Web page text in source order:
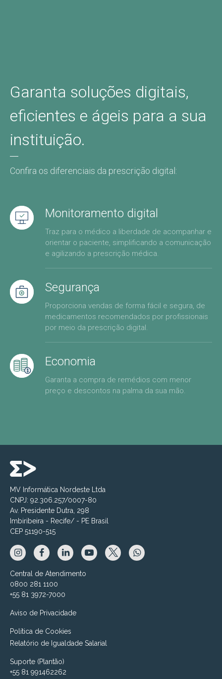
Garanta soluções digitais,
eficientes e ágeis para a sua
instituição.
Confira os diferenciais da prescrição digital:
Monitoramento digital
Traz para o médico a liberdade de acompanhar e
orientar o paciente, simplificando a comunicação
e agilizando a prescrição médica.
Segurança
Proporciona vendas de forma fácil e segura, de
medicamentos recomendados por profissionais
por meio da prescrição digital.
Economia
Garanta a compra de remédios com menor
preço e descontos na palma da sua mão.
MV Informática Nordeste Ltda
CNPJ: 92.306.257/0007-80
Av. Presidente Dutra, 298
Imbiribeira - Recife/ - PE Brasil
CEP 51190-515
Central de Atendimento
0800 281 1100
+55 81 3972-7000
Aviso de Privacidade
Política de Cookies
Relatório de Igualdade Salarial
Suporte (Plantão)
+55 81 991462262